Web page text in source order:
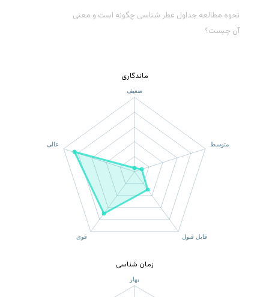
نحوه مطالعه جداول عطر شناسی چگونه است و معنی
آن چیست؟
ماندگاری
زمان شناسی